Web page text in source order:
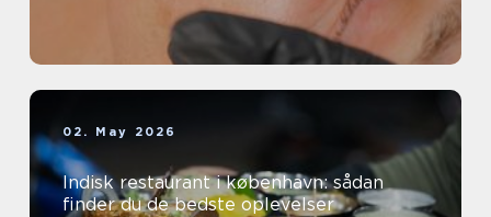
02. May 2026
Indisk restaurant i københavn: sådan
finder du de bedste oplevelser